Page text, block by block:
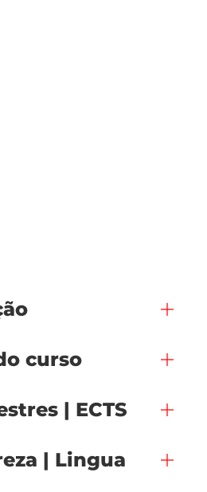
curso
| ECTS
| Lingua